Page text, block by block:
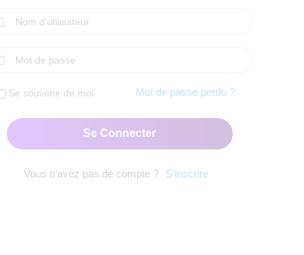
Se souvenir de moi Mot de passe perdu ?
Vous n'avez pas de compte ? S'inscrire